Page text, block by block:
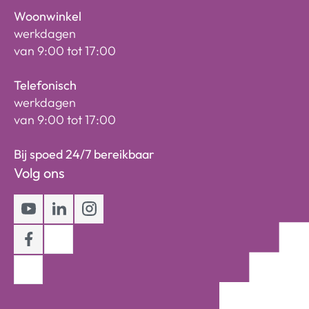
Woonwinkel
werkdagen
van 9:00 tot 17:00
Telefonisch
werkdagen
van 9:00 tot 17:00
Bij spoed 24/7 bereikbaar
Volg ons
Youtube
LinkedInInstagram
Facebook